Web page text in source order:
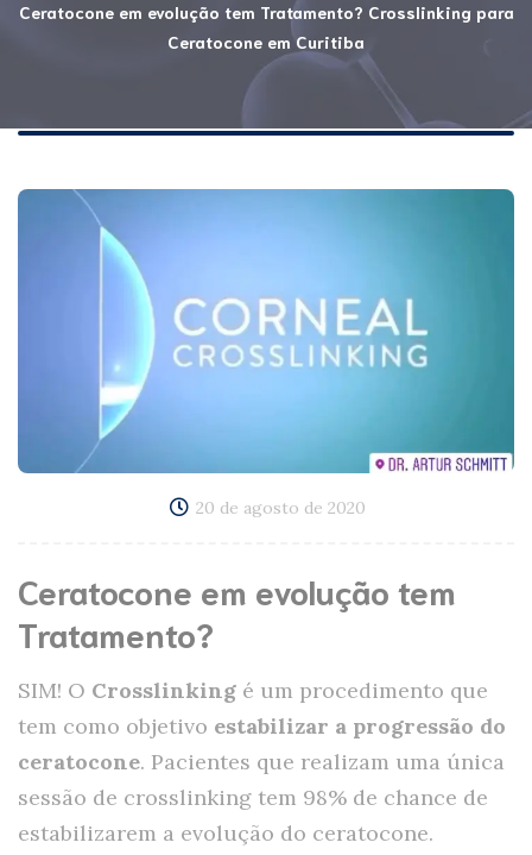
Ceratocone em evolução tem Tratamento? Crosslinking para
Ceratocone em Curitiba
20 de agosto de 2020
Ceratocone em evolução tem
Tratamento?
SIM! O Crosslinking é um procedimento que
tem como objetivo estabilizar a progressão do
ceratocone. Pacientes que realizam uma única
sessão de crosslinking tem 98% de chance de
estabilizarem a evolução do ceratocone.